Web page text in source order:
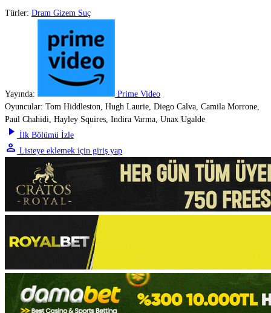
Türler: Dram Gizem Suç
Yayında:
Prime Video
Oyuncular: Tom Hiddleston, Hugh Laurie, Diego Calva, Camila Morrone,
Paul Chahidi, Hayley Squires, Indira Varma, Unax Ugalde
play_arrow İlk Bölümü İzle
person Listeye eklemek için giriş yap